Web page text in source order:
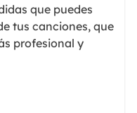
que puedes
tus canciones, que
profesional y